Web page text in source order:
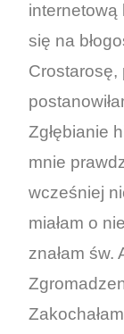
internetową
się na
Crostarosę,
Zgłębianie
mnie
wcześniej
miałam o
znałam św.